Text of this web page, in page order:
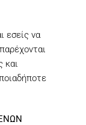
εσείς να
και